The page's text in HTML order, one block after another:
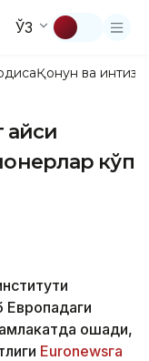
ЎЗ
Қонун ва
кўп
Европадаги
ошади,
Euronewsга